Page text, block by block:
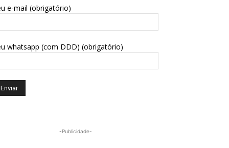
e-mail (obrigatório)
whatsapp (com DDD) (obrigatório)
-Publicidade-